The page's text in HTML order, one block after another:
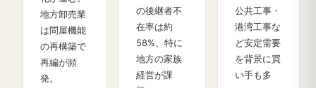
地方卸売業
は問屋機能
の再構築で
再編が頻
発。
の後継者不
在率は約
58%、特に
地方の家族
経営が課
公共工事・
港湾工事な
ど安定需要
を背景に買
い手も多